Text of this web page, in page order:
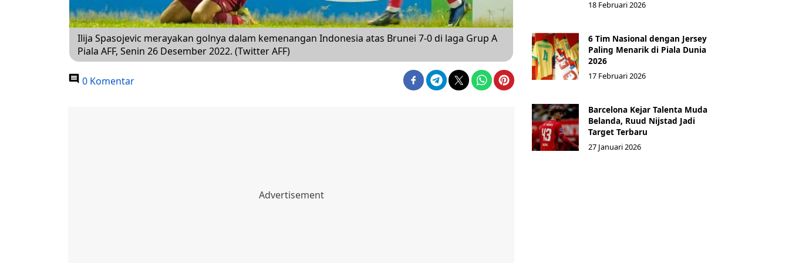
Ilija Spasojevic merayakan golnya dalam kemenangan Indonesia atas Brunei 7-0 di laga Grup A
Piala AFF, Senin 26 Desember 2022. (Twitter AFF)
0 Komentar
18 Februari 2026
6 Tim Nasional dengan Jersey
Paling Menarik di Piala Dunia
2026
17 Februari 2026
Barcelona Kejar Talenta Muda
Belanda, Ruud Nijstad Jadi
Target Terbaru
27 Januari 2026